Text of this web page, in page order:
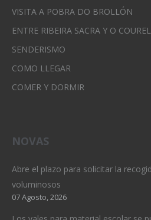
VISITA A POBRA DO BROLLÓN
ENTRE RIBEIRA SACRA Y O COUREL
SENDERISMO
COMO LLEGAR
COMER Y DORMIR
NOVAS
Abre el plazo para solicitar la
voluminosos
07 Agosto, 2026